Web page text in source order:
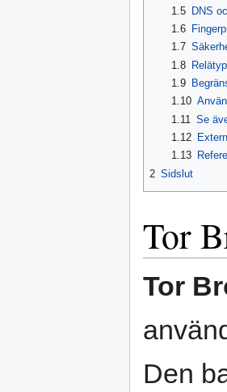
1.5
DNS
1.6
1.7
1.8
1.9
1.10
1.11
Se
1.12
1.13
2 Sidslut
Tor
Tor
Den